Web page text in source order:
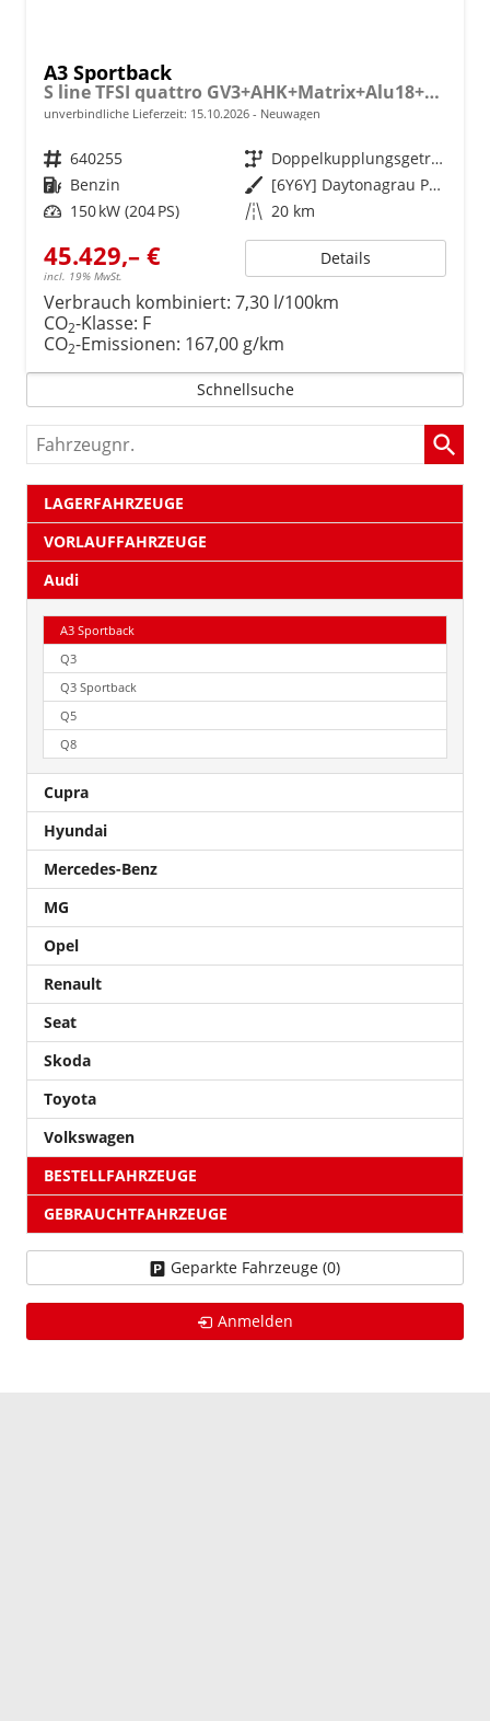
A3 Sportback
S line TFSI quattro GV3+AHK+Matrix+Alu18+Navi+Cam+eHeck+Sound+ACC+Black
unverbindliche Lieferzeit: 15.10.2026 Neuwagen
Fahrzeugnr. 640255 Getriebe
Doppelkupplungsgetriebe (DSG)
Kraftstoff Benzin Außenfarbe
[6Y6Y] Daytonagrau Perleffekt
Leistung 150 kW (204 PS) Kilometerstand 20 km
45.429,– €
incl. 19% MwSt.
Details
Verbrauch kombiniert: 7,30 l/100km
CO2-Klasse: F
CO2-Emissionen: 167,00 g/km
Schnellsuche
Fahrzeugnr.
LAGERFAHRZEUGE
VORLAUFFAHRZEUGE
Audi
A3 Sportback
Q3
Q3 Sportback
Q5
Q8
Cupra
Hyundai
Mercedes-Benz
MG
Opel
Renault
Seat
Skoda
Toyota
Volkswagen
BESTELLFAHRZEUGE
GEBRAUCHTFAHRZEUGE
Geparkte Fahrzeuge (0)
Anmelden